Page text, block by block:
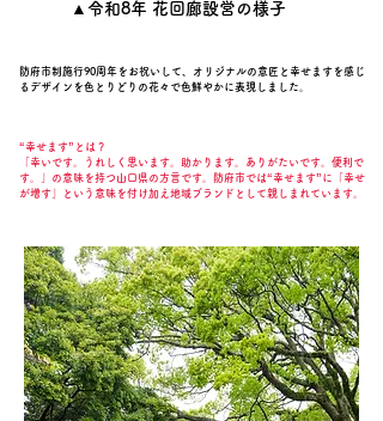
▲令和8年 花回廊設営の様子
防府市制施行90周年をお祝いして、オリジナルの意匠と幸せますを感じ
るデザインを色とりどりの花々で色鮮やかに表現しました。
“幸せます”とは？
「幸いです。うれしく思います。助かります。ありがたいです。便利で
す。」の意味を持つ山口県の方言です。防府市では“幸せます”に「幸せ
が増す」という意味を付け加え地域ブランドとして親しまれています。